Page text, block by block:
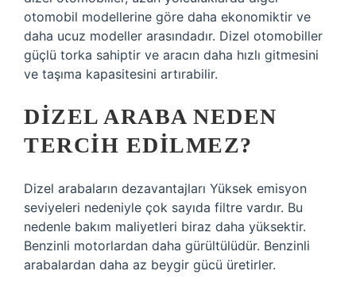
otomobil modellerine göre daha ekonomiktir ve
daha ucuz modeller arasındadır. Dizel otomobiller
güçlü torka sahiptir ve aracın daha hızlı gitmesini
ve taşıma kapasitesini artırabilir.
DIZEL ARABA NEDEN
TERCIH EDILMEZ?
Dizel arabaların dezavantajları Yüksek emisyon
seviyeleri nedeniyle çok sayıda filtre vardır. Bu
nedenle bakım maliyetleri biraz daha yüksektir.
Benzinli motorlardan daha gürültülüdür. Benzinli
arabalardan daha az beygir gücü üretirler.